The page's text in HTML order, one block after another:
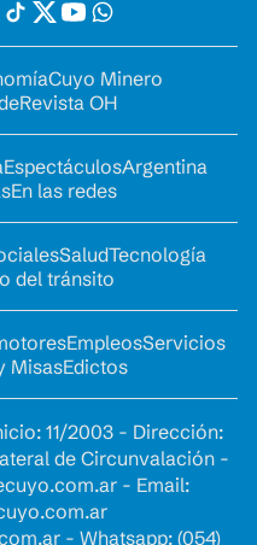
Cuyo Minero
Revista OH
EspectáculosArgentina
En las redes
SaludTecnología
del tránsito
EmpleosServicios
MisasEdictos
11/2003 - Dirección:
de Circunvalación -
- Email:
- Whatsapp: (054)